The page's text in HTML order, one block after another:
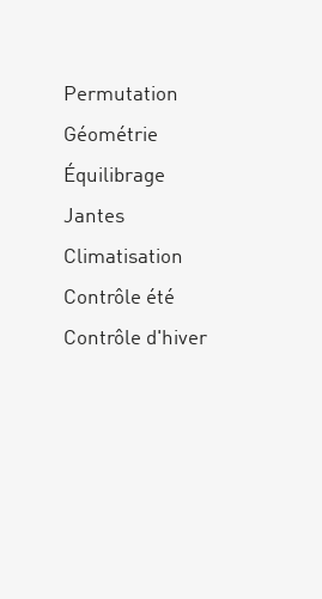
Permutation
Géométrie
Équilibrage
Jantes
Climatisation
Contrôle été
Contrôle d'hiver